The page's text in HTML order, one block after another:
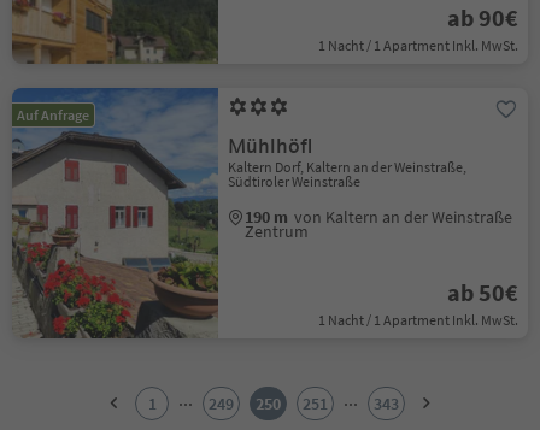
ab 90€
1 Nacht / 1 Apartment Inkl. MwSt.
Auf Anfrage
Mühlhöfl
Kaltern Dorf, Kaltern an der Weinstraße,
Südtiroler Weinstraße
190 m von Kaltern an der Weinstraße
Zentrum
ab 50€
1 Nacht / 1 Apartment Inkl. MwSt.
1 ... 249 250 251 ...
343